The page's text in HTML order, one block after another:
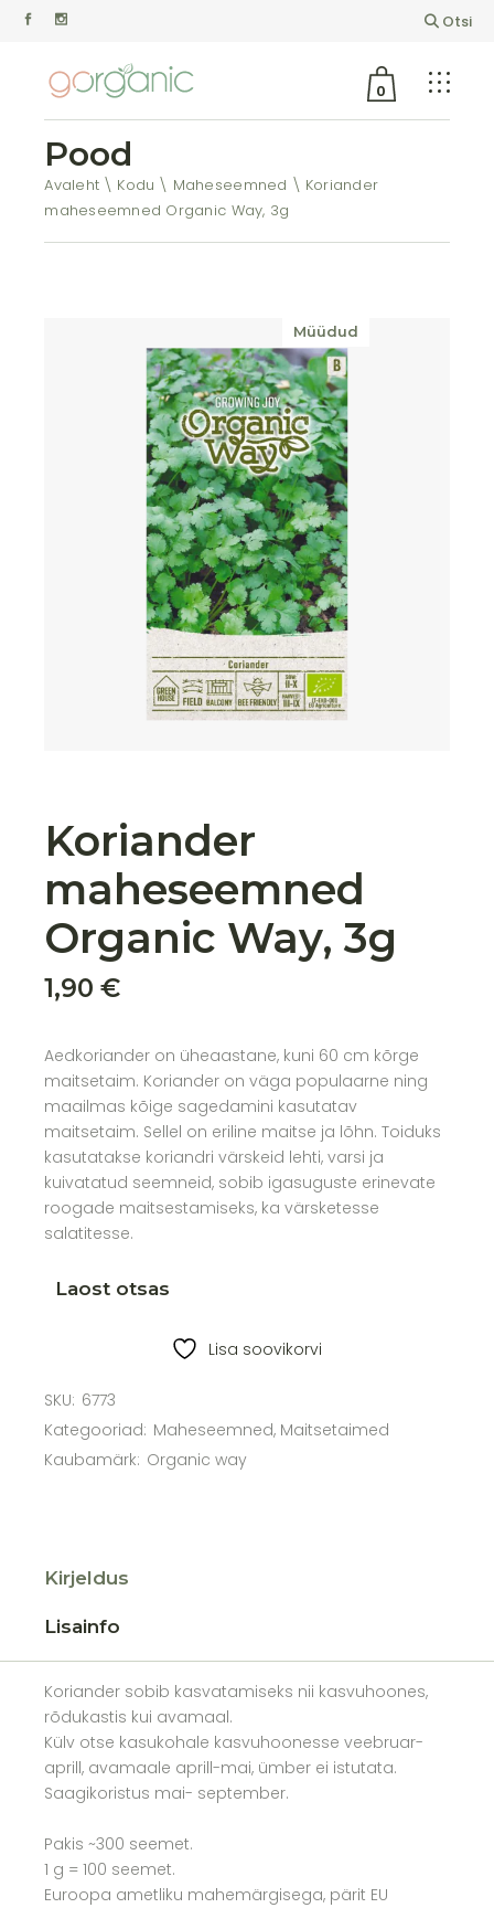
Otsi
0
Pood
Avaleht Kodu Maheseemned
Koriander
maheseemned Organic Way, 3g
Müüdud
Koriander
maheseemned
Organic Way, 3g
1,90€
Aedkoriander on üheaastane, kuni 60 cm kõrge
maitsetaim. Koriander on väga populaarne ning
maailmas kõige sagedamini kasutatav
maitsetaim. Sellel on eriline maitse ja lõhn. Toiduks
kasutatakse koriandri värskeid lehti, varsi ja
kuivatatud seemneid, sobib igasuguste erinevate
roogade maitsestamiseks, ka värsketesse
salatitesse.
Laost otsas
Lisa soovikorvi
SKU: 6773
Kategooriad: Maheseemned, Maitsetaimed
Kaubamärk: Organic way
Kirjeldus
Lisainfo
Koriander sobib kasvatamiseks nii kasvuhoones,
rõdukastis kui avamaal.
Külv otse kasukohale kasvuhoonesse veebruar-
aprill, avamaale aprill-mai, ümber ei istutata.
Saagikoristus mai- september.
Pakis ~300 seemet.
1 g = 100 seemet.
Euroopa ametliku mahemärgisega, pärit EU